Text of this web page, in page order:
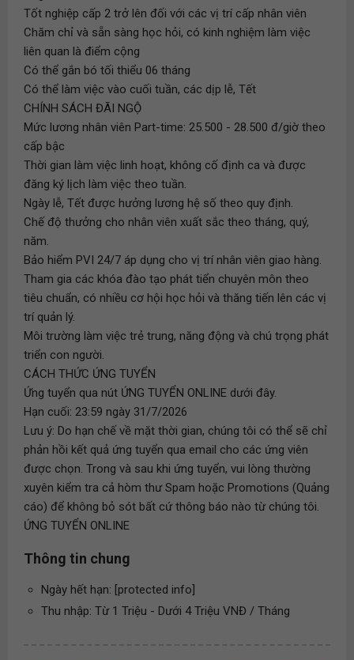
Tốt nghiệp cấp 2 trở lên đối với các vị trí cấp nhân viên
Chăm chỉ và sẵn sàng học hỏi, có kinh nghiệm làm việc
liên quan là điểm cộng
Có thể gắn bó tối thiểu 06 tháng
Có thể làm việc vào cuối tuần, các dịp lễ, Tết
CHÍNH SÁCH ĐÃI NGỘ
Mức lương nhân viên Part-time: 25.500 - 28.500 đ/giờ theo
cấp bậc
Thời gian làm việc linh hoạt, không cố định ca và được
đăng ký lịch làm việc theo tuần.
Ngày lễ, Tết được hưởng lương hệ số theo quy định.
Chế độ thưởng cho nhân viên xuất sắc theo tháng, quý,
năm.
Bảo hiểm PVI 24/7 áp dụng cho vị trí nhân viên giao hàng.
Tham gia các khóa đào tạo phát tiển chuyên môn theo
tiêu chuẩn, có nhiều cơ hội học hỏi và thăng tiến lên các vị
trí quản lý.
Môi trường làm việc trẻ trung, năng động và chú trọng phát
triển con người.
CÁCH THỨC ỨNG TUYỂN
Ứng tuyển qua nút ỨNG TUYỂN ONLINE dưới đây.
Hạn cuối: 23:59 ngày 31/7/2026
Lưu ý: Do hạn chế về mặt thời gian, chúng tôi có thể sẽ chỉ
phản hồi kết quả ứng tuyển qua email cho các ứng viên
được chọn. Trong và sau khi ứng tuyển, vui lòng thường
xuyên kiểm tra cả hòm thư Spam hoặc Promotions (Quảng
cáo) để không bỏ sót bất cứ thông báo nào từ chúng tôi.
ỨNG TUYỂN ONLINE
Thông tin chung
Ngày hết hạn: [protected info]
Thu nhập: Từ 1 Triệu - Dưới 4 Triệu VNĐ / Tháng